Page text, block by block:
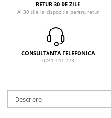
RETUR 30 DE ZILE
Ai 30 zile la dispozitie pentru retur
CONSULTANTA TELEFONICA
0741 141 223
Descriere